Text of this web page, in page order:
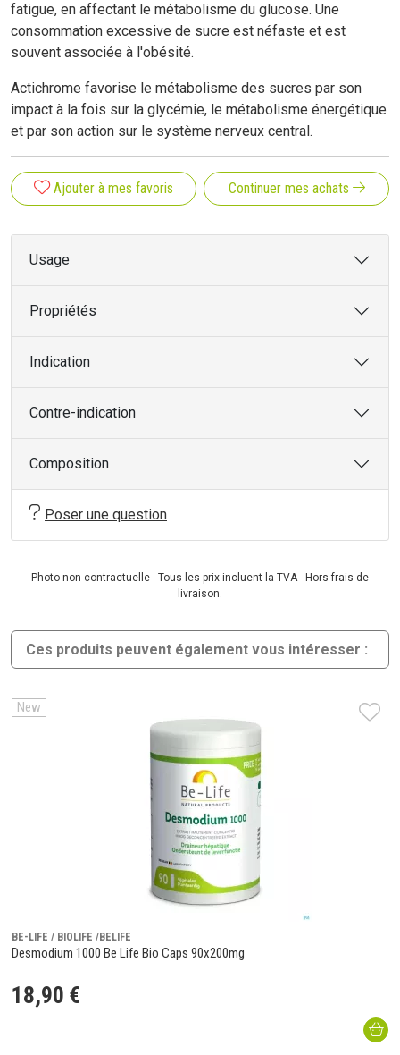
fatigue, en affectant le métabolisme du glucose. Une
consommation excessive de sucre est néfaste et est
souvent associée à l'obésité.
Actichrome favorise le métabolisme des sucres par son
impact à la fois sur la glycémie, le métabolisme énergétique
et par son action sur le système nerveux central.
Ajouter à mes favoris Continuer mes achats
Usage
Propriétés
Indication
Contre-indication
Composition
Poser une question
Photo non contractuelle - Tous les prix incluent la TVA - Hors frais de
livraison.
Ces produits peuvent également vous intéresser :
New
BE-LIFE / BIOLIFE /BELIFE
Desmodium 1000 Be Life Bio Caps 90x200mg
18,90 €